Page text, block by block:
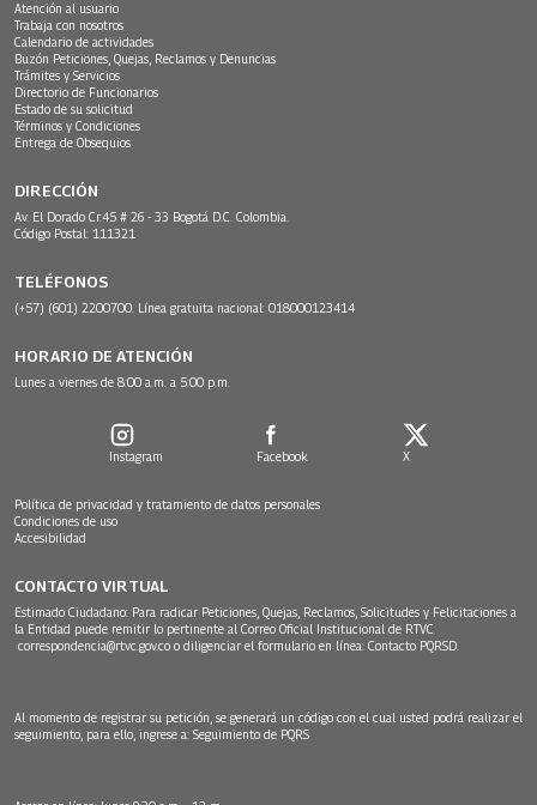
Atención al usuario
Trabaja con nosotros
Calendario de actividades
Buzón Peticiones, Quejas, Reclamos y Denuncias
Trámites y Servicios
Directorio de Funcionarios
Estado de su solicitud
Términos y Condiciones
Entrega de Obsequios
DIRECCIÓN
Av. El Dorado Cr.45 # 26 - 33 Bogotá D.C. Colombia.
Código Postal: 111321
TELÉFONOS
(+57) (601) 2200700. Línea gratuita nacional: 018000123414
HORARIO DE ATENCIÓN
Lunes a viernes de 8:00 a.m. a 5:00 p.m.
Instagram Facebook X
Política de privacidad y tratamiento de datos personales
Condiciones de uso
Accesibilidad
CONTACTO VIRTUAL
Estimado Ciudadano: Para radicar Peticiones, Quejas, Reclamos, Solicitudes y Felicitaciones a
la Entidad puede remitir lo pertinente al Correo Oficial Institucional de RTVC
correspondencia@rtvc.gov.co o diligenciar el formulario en línea: Contacto PQRSD.
Al momento de registrar su petición, se generará un código con el cual usted podrá realizar el
seguimiento, para ello, ingrese a: Seguimiento de PQRS